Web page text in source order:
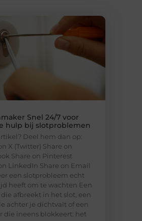
Snel 24/7 voor
hulp bij slotproblemen
Deel hem dan op:
X (Twitter) Share on
Share on Pinterest
LinkedIn Share on Email
een slotprobleem echt
heeft om te wachten Een
afbreekt in het slot, een
achter je dichtvalt of een
die ineens blokkeert: het